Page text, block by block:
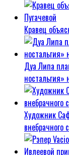
Кравец
Дуа Липа
ностальгия»
Художник
внебрачного